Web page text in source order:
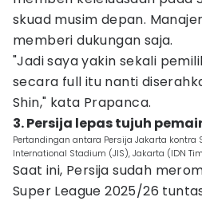
skuad musim depan.
memberi dukungan saja.
"Jadi saya yakin sekali
secara full itu nanti
Shin," kata Prapanca.
3. Persija lepas tujuh
Pertandingan antara Persija Jakarta kontra
International Stadium (JIS), Jakarta (IDN
Saat ini, Persija sudah
Super League 2025/26